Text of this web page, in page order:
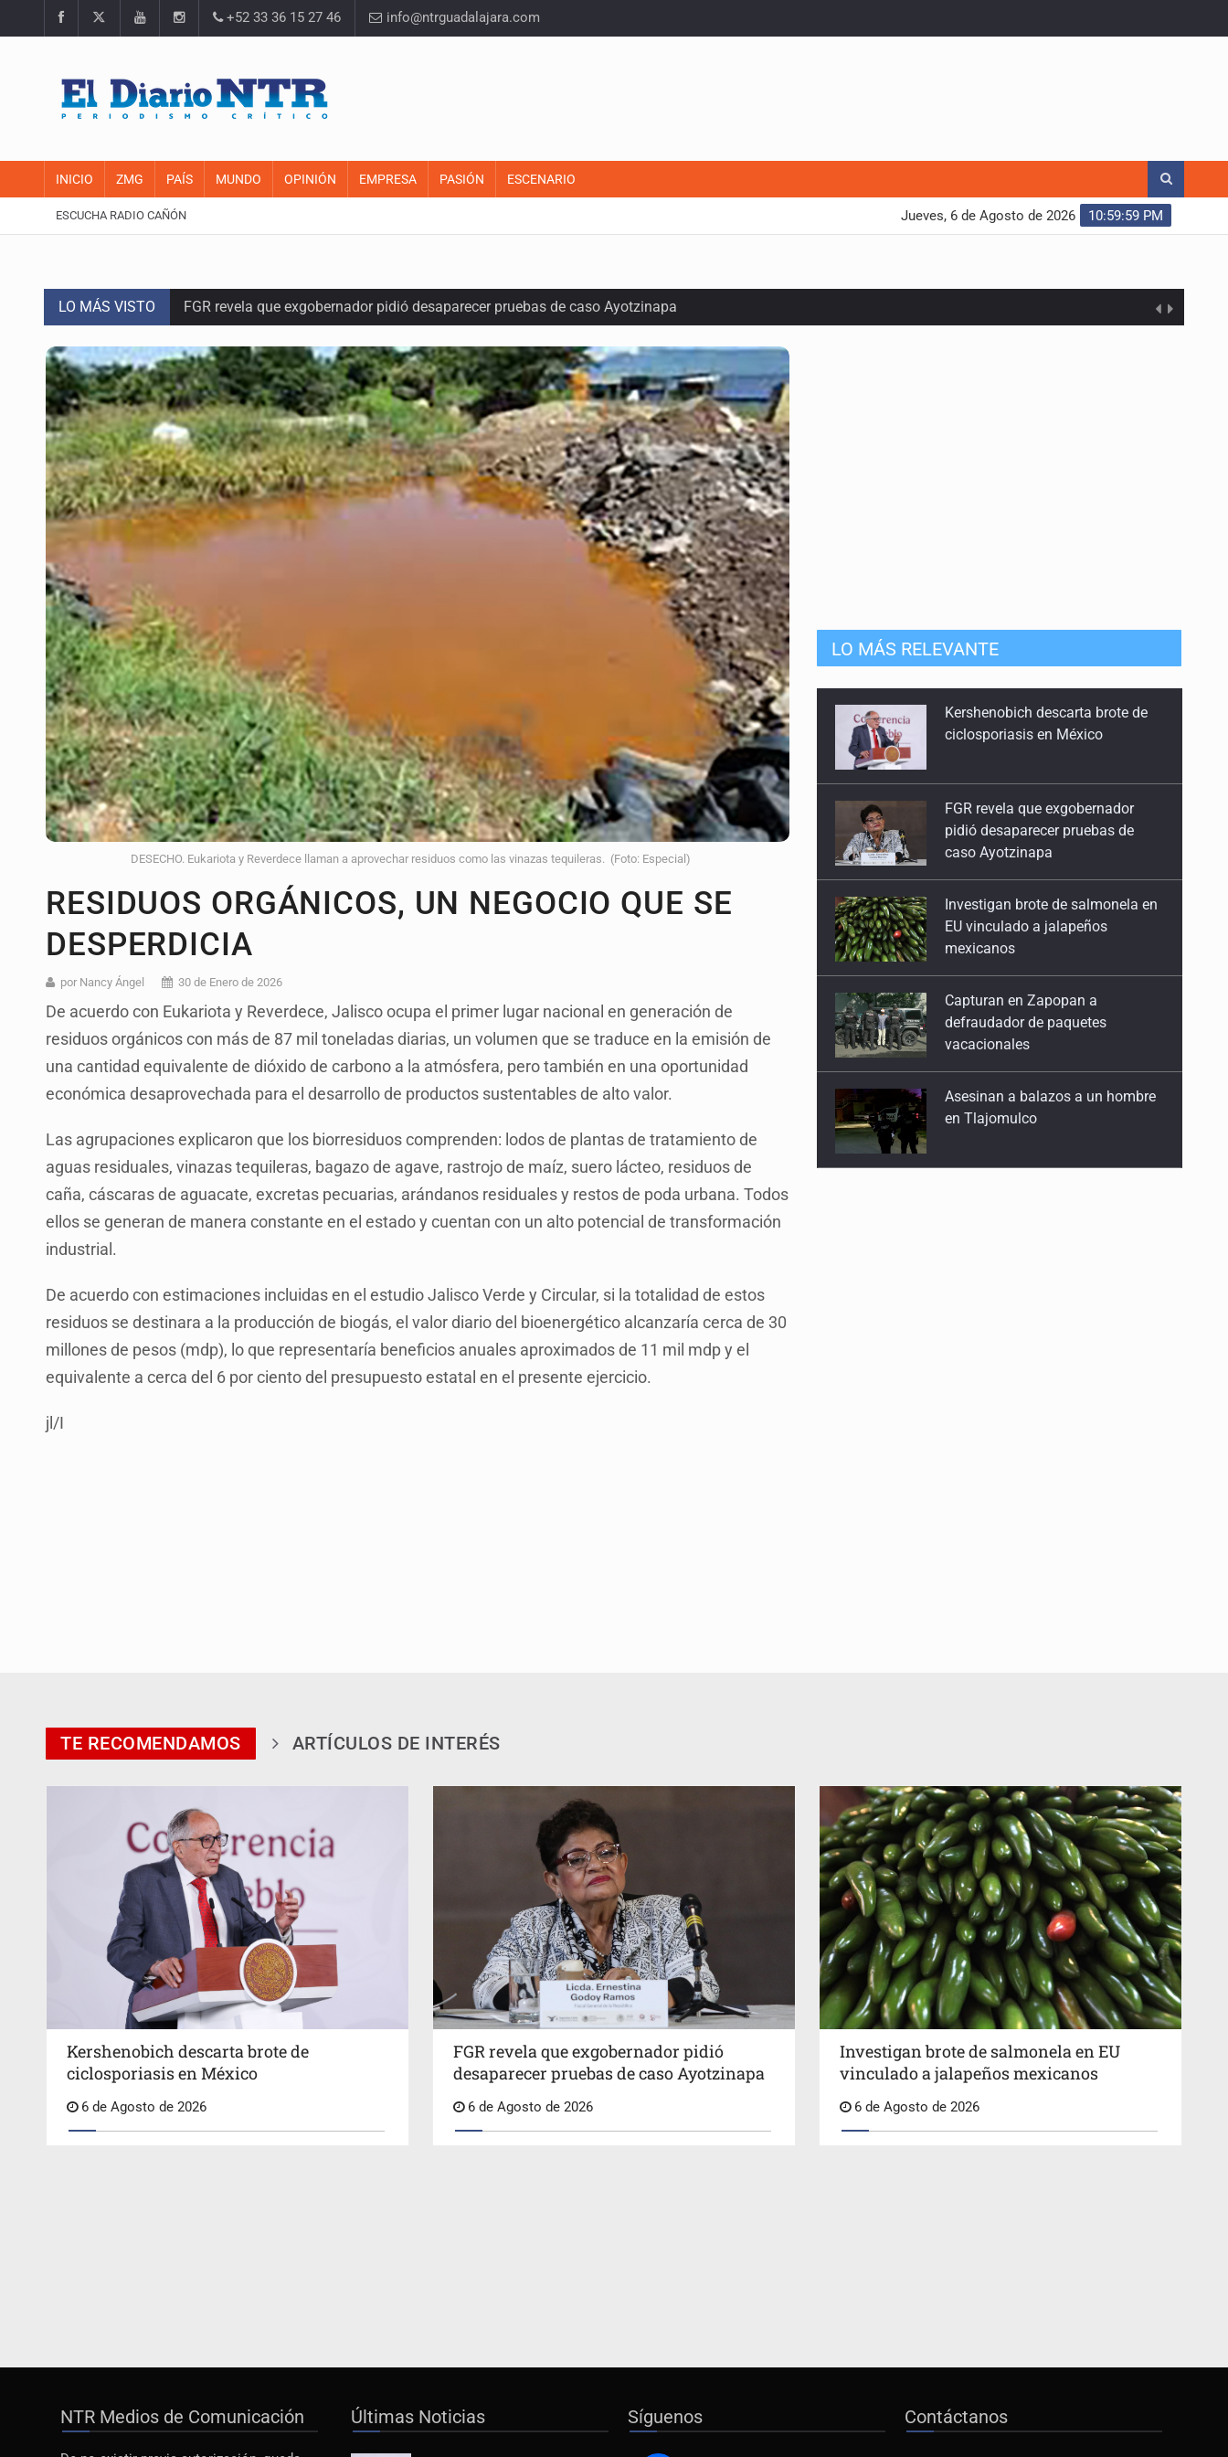
+52 33 36 15 27 46 info@ntrguadalajara.com
INICIO ZMG PAÍS MUNDO OPINIÓN EMPRESA PASIÓN ESCENARIO
ESCUCHA RADIO CAÑÓN 11:00:00 PM
Jueves, 6 de Agosto de 2026
LO MÁS VISTO FGR revela que exgobernador pidió desaparecer pruebas de caso Ayotzinapa
Capturan en Zapopan a defraudador de paquetes vacacionales
Adulto mayor pierde la vida en incendio de una vivienda en Oblatos
Asesinan a balazos a un hombre en calles de El Salto
Jalisco mantiene la búsqueda de 21 adolescentes desaparecidos durante julio
Asesinan a balazos a un hombre en Tlajomulco
Investigan brote de salmonela en EU vinculado a jalapeños mexicanos
Desarticulan en Cataluña célula del CJNG y decomisan 2.5 toneladas de metanfetamina
Fallece monseñor Carlos Garfias Merlos, arzobispo emérito de Morelia
Kershenobich descarta brote de ciclosporiasis en México
DESECHO. Eukariota y Reverdece llaman a aprovechar residuos como las vinazas tequileras. (Foto: Especial)
RESIDUOS ORGÁNICOS, UN NEGOCIO QUE SE
DESPERDICIA
por Nancy Ángel 30 de Enero de 2026
De acuerdo con Eukariota y Reverdece, Jalisco ocupa el primer lugar nacional en generación de
residuos orgánicos con más de 87 mil toneladas diarias, un volumen que se traduce en la emisión de
una cantidad equivalente de dióxido de carbono a la atmósfera, pero también en una oportunidad
económica desaprovechada para el desarrollo de productos sustentables de alto valor.
Las agrupaciones explicaron que los biorresiduos comprenden: lodos de plantas de tratamiento de
aguas residuales, vinazas tequileras, bagazo de agave, rastrojo de maíz, suero lácteo, residuos de
caña, cáscaras de aguacate, excretas pecuarias, arándanos residuales y restos de poda urbana. Todos
ellos se generan de manera constante en el estado y cuentan con un alto potencial de transformación
industrial.
De acuerdo con estimaciones incluidas en el estudio Jalisco Verde y Circular, si la totalidad de estos
residuos se destinara a la producción de biogás, el valor diario del bioenergético alcanzaría cerca de 30
millones de pesos (mdp), lo que representaría beneficios anuales aproximados de 11 mil mdp y el
equivalente a cerca del 6 por ciento del presupuesto estatal en el presente ejercicio.
jl/I
LO MÁS RELEVANTE
FGR revela que exgobernador
pidió desaparecer pruebas de
Investigan brote de salmonela en
EU vinculado a jalapeños
mexicanos
Capturan en Zapopan a
defraudador de paquetes
vacacionales
Asesinan a balazos a un hombre
en Tlajomulco
Kenia López Rabadán advierte
riesgo de censura con
TE RECOMENDAMOS
Kershenobich descarta brote de
6 de Agosto de 2026
FGR revela que exgobernador pidió
6 de Agosto de 2026
Investigan brote de salmonela en EU
6 de Agosto de 2026
NTR Medios de Comunicación Últimas Noticias Síguenos Contáctanos